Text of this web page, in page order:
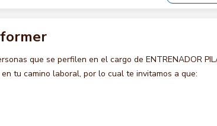
que se perfilen en el cargo de ENTRENADOR
tu camino laboral, por lo cual te invitamos a que: